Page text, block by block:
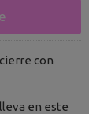
con
en este